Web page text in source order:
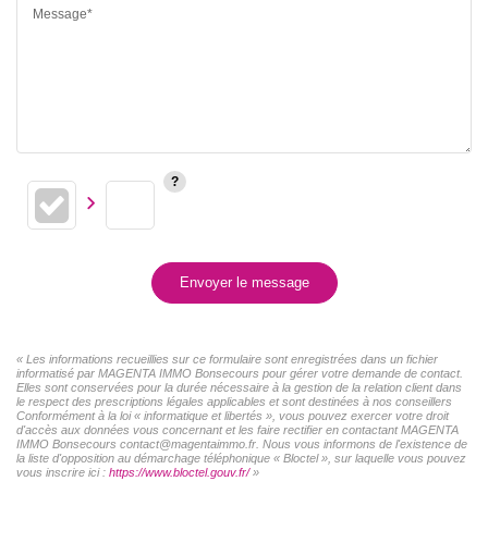
Message*
Envoyer le message
« Les informations recueillies sur ce formulaire sont enregistrées dans un fichier
informatisé par MAGENTA IMMO Bonsecours pour gérer votre demande de contact.
Elles sont conservées pour la durée nécessaire à la gestion de la relation client dans
le respect des prescriptions légales applicables et sont destinées à nos conseillers
Conformément à la loi « informatique et libertés », vous pouvez exercer votre droit
d'accès aux données vous concernant et les faire rectifier en contactant MAGENTA
IMMO Bonsecours contact@magentaimmo.fr. Nous vous informons de l'existence de
la liste d'opposition au démarchage téléphonique « Bloctel », sur laquelle vous pouvez
vous inscrire ici : https://www.bloctel.gouv.fr/»